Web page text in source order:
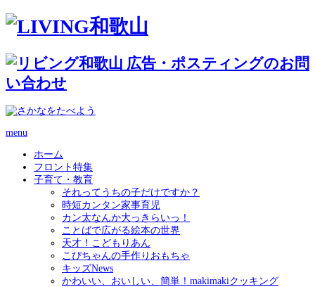
menu
ホーム
フロント特集
子育て・教育
それってうちの子だけですか？
時短カンタン家事育児
カン太なんか大っきらいっ！
ことばで広がる絵本の世界
天才！こどもりあん
こぴちゃんの手作りおもちゃ
キッズNews
かわいい、おいしい、簡単！makimakiクッキング